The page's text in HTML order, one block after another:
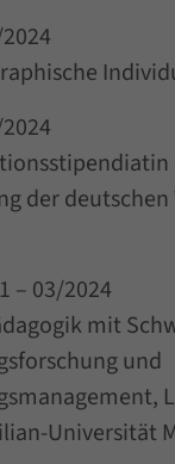
der
– 03/2024
mit
und
Universität